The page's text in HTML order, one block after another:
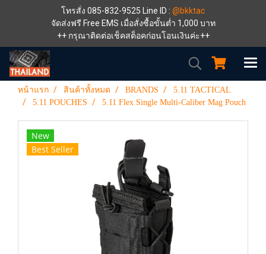
โทรสั่ง 085-832-9525 Line ID : @bkktac
จัดส่งฟรี Free EMS เมื่อสั่งซื้อขั้นต่ำ 1,000 บาท
++ กรุณาติดต่อเช็คสต็อคก่อนโอนเงินค่ะ++
หน้าแรก สินค้าทั้งหมด BRANDS
5.11 TACTICAL
5.11 POUCHES
5.11 Flex Single Multi-Caliber Mag Pouch
New
Best Seller